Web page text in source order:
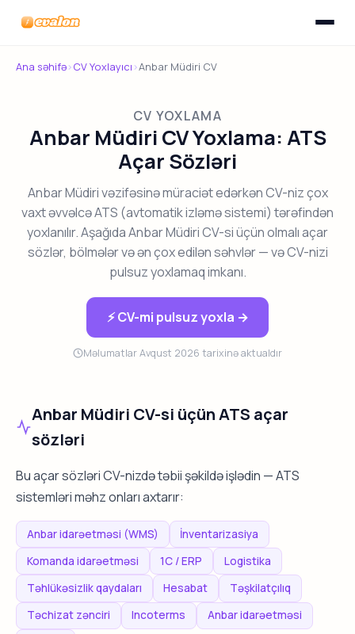
Evalon
Ana səhifə›CV Yoxlayıcı ›Anbar Müdiri CV
CV YOXLAMA
Anbar Müdiri CV Yoxlama: ATS
Açar Sözləri
Anbar Müdiri vəzifəsinə müraciət edərkən CV-niz çox
vaxt əvvəlcə ATS (avtomatik izləmə sistemi) tərəfindən
yoxlanılır. Aşağıda Anbar Müdiri CV-si üçün olmalı açar
sözlər, bölmələr və ən çox edilən səhvlər — və CV-nizi
pulsuz yoxlamaq imkanı.
⚡ CV-mi pulsuz yoxla →
Məlumatlar Avqust 2026 tarixinə aktualdır
Anbar Müdiri CV-si üçün ATS açar
sözləri
Bu açar sözləri CV-nizdə təbii şəkildə işlədin — ATS
sistemləri məhz onları axtarır:
Anbar idarəetməsi (WMS)
İnventarizasiya
Komanda idarəetməsi
1C / ERP
Logistika
Təhlükəsizlik qaydaları
Hesabat
Təşkilatçılıq
Təchizat zənciri
Incoterms
Anbar idarəetməsi